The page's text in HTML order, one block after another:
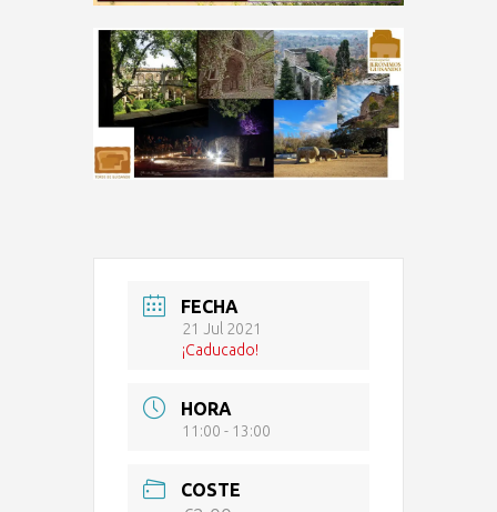
FECHA
21 Jul 2021
¡Caducado!
HORA
11:00 - 13:00
COSTE